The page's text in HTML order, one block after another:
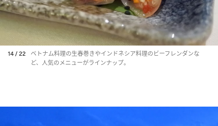
14 / 22
ベトナム料理の生春巻きやインドネシア料理のビーフレンダンな
ど、人気のメニューがラインナップ。